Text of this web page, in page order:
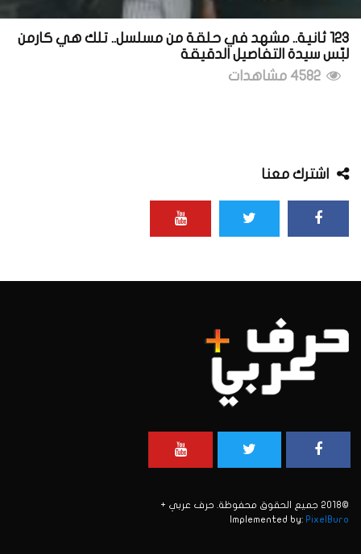
123 ثانية.. مشهد في حلقة من مسلسل.. تلك هي كارمن
لبّس سيدة التفاصيل الدقيقة
اشترك معنا
©2018 جميع الحقوق محفوظة. حرف عربي +
Implemented by: PixelBuro